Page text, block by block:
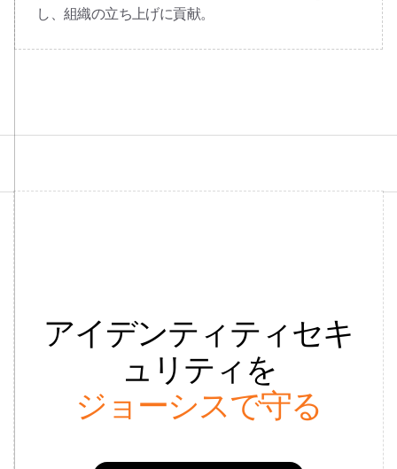
し、組織の立ち上げに貢献。
アイデンティティセキ
ュリティを
ジョーシスで守る